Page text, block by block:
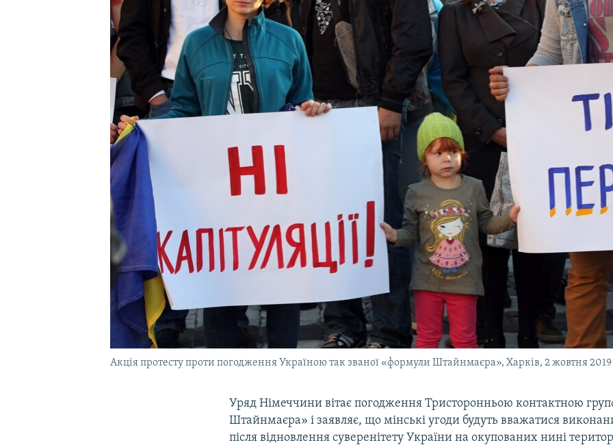
УКРАЇНСЬКА ПРОБЛЕМА КРИМУ
Акція протесту проти погодження Україною так званої «формули Штайнмаєра», Харків, 2 жовтня
Уряд Німеччини вітає погодження Тристоронньою контактною
Штайнмаєра» і заявляє, що мінські угоди будуть вважатися
після відновлення суверенітету України на окупованих нині